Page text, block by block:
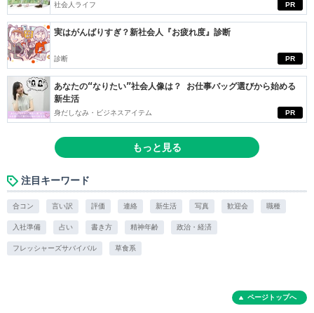
PR
社会人ライフ
PR
実はがんばりすぎ？新社会人『お疲れ度』診断
診断
PR
あなたの“なりたい”社会人像は？ お仕事バッグ選びから始める
新生活
身だしなみ・ビジネスアイテム
もっと見る
注目キーワード
合コン 言い訳 評価 連絡 新生活 写真 歓迎会 職種
入社準備 占い 書き方 精神年齢 政治・経済
フレッシャーズサバイバル 草食系
ページトップへ